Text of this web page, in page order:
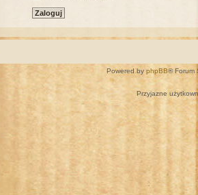
Powered by phpBB® Forum
Przyjazne